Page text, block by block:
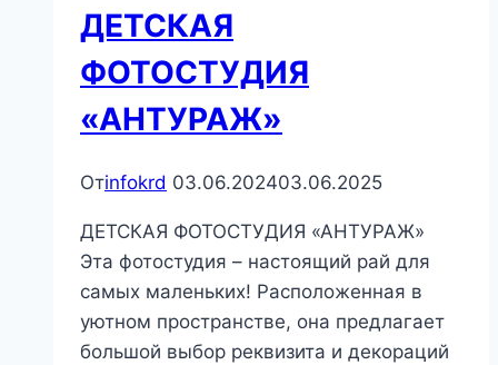
ДЕТСКАЯ
ФОТОСТУДИЯ
«АНТУРАЖ»
Отinfokrd 03.06.202403.06.2025
ДЕТСКАЯ ФОТОСТУДИЯ «АНТУРАЖ»
Эта фотостудия – настоящий рай для
самых маленьких! Расположенная в
уютном пространстве, она предлагает
большой выбор реквизита и декораций